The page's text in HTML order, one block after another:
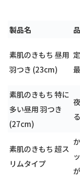
製品名
素肌のきもち 昼用
羽つき (23cm)
素肌のきもち 特に
多い昼用 羽つき
(27cm)
素肌のきもち 超ス
リムタイプ